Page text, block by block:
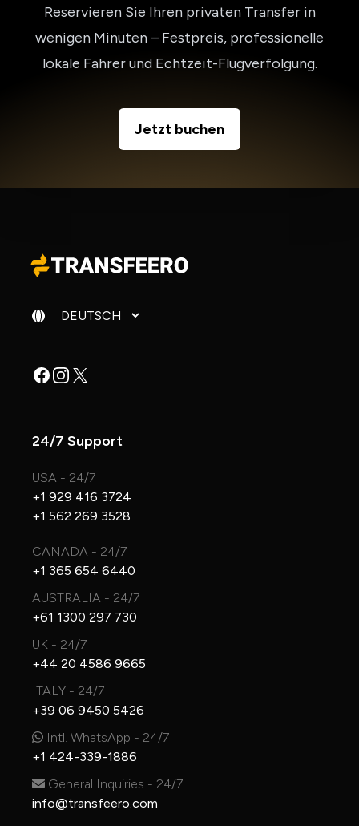
Reservieren Sie Ihren privaten Transfer in
wenigen Minuten – Festpreis, professionelle
lokale Fahrer und Echtzeit-Flugverfolgung.
Jetzt buchen
Sprache ändern
Facebook
Instagram
X
24/7 Support
USA - 24/7
+1 929 416 3724
+1 562 269 3528
CANADA - 24/7
+1 365 654 6440
AUSTRALIA - 24/7
+61 1300 297 730
UK - 24/7
+44 20 4586 9665
ITALY - 24/7
+39 06 9450 5426
Intl. WhatsApp - 24/7
+1 424-339-1886
General Inquiries - 24/7
info@transfeero.com